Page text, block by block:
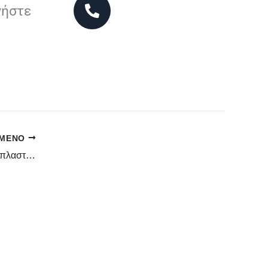
Συγκριση κεραμιδι πανελ με πλαστικο κεραμιδι